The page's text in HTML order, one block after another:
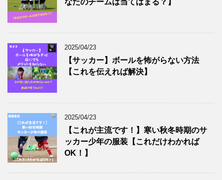
なたのチームは当てはまる？】
2025/04/23
【サッカー】ボールを怖がらない方法
【これを伝えれば解決】
2025/04/23
【これが主流です！】寒い秋冬時期のサ
ッカー少年の服装【これだけわかれば
OK！】